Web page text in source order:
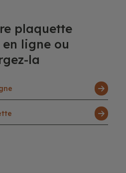
plaquette
ligne ou
la